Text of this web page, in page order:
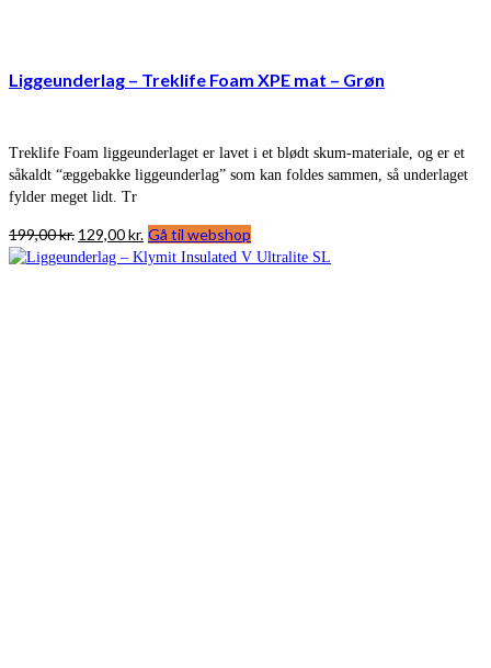
Liggeunderlag – Treklife Foam XPE mat – Grøn
Treklife Foam liggeunderlaget er lavet i et blødt skum-materiale, og er et
såkaldt “æggebakke liggeunderlag” som kan foldes sammen, så underlaget
fylder meget lidt. Tr
199,00kr. Den
oprindelige
129,00kr. Den
aktuelle
Gå til webshop